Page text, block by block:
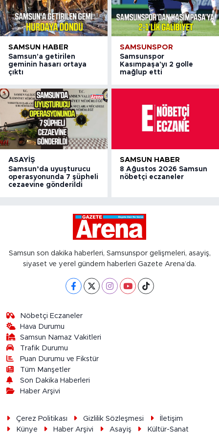
SAMSUN HABER
Samsun'a getirilen
geminin hasarı ortaya
çıktı
SAMSUNSPOR
Samsunspor
Kasımpaşa'yı 2 golle
mağlup etti
ASAYIŞ
Samsun’da uyuşturucu
operasyonunda 7 şüpheli
cezaevine gönderildi
SAMSUN HABER
8 Ağustos 2026 Samsun
nöbetçi eczaneler
Samsun son dakika haberleri, Samsunspor gelişmeleri, asayiş,
siyaset ve yerel gündem haberleri Gazete Arena’da.
Nöbetçi Eczaneler
Hava Durumu
Samsun Namaz Vakitleri
Trafik Durumu
Puan Durumu ve Fikstür
Tüm Manşetler
Son Dakika Haberleri
Haber Arşivi
Çerez Politikası Gizlilik Sözleşmesi
İletişim
Künye
Haber Arşivi Asayiş Kültür-Sanat